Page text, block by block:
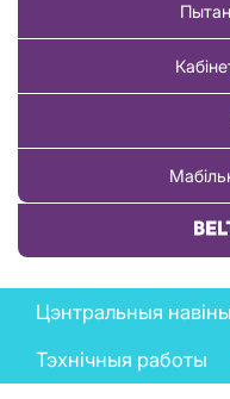
News
menu
Цэнтральныя навіны
Тэхнічныя работы